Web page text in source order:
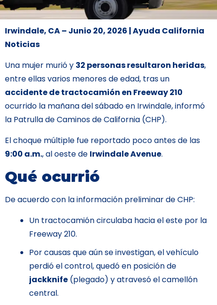
Irwindale, CA – Junio 20, 2026 | Ayuda California
Noticias
Una mujer murió y 32 personas resultaron heridas,
entre ellas varios menores de edad, tras un
accidente de tractocamión en Freeway 210
ocurrido la mañana del sábado en Irwindale, informó
la Patrulla de Caminos de California (CHP).
El choque múltiple fue reportado poco antes de las
9:00 a.m., al oeste de Irwindale Avenue.
Qué ocurrió
De acuerdo con la información preliminar de CHP:
Un tractocamión circulaba hacia el este por la
Freeway 210.
Por causas que aún se investigan, el vehículo
perdió el control, quedó en posición de
jackknife (plegado) y atravesó el camellón
central.